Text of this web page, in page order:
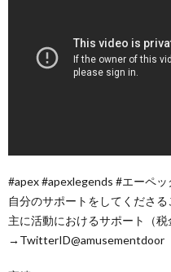
#apex #apexlegends #エーペ
自分のサポートをしてくださる
主に活動におけるサポート（税
→TwitterID@amusementdoor